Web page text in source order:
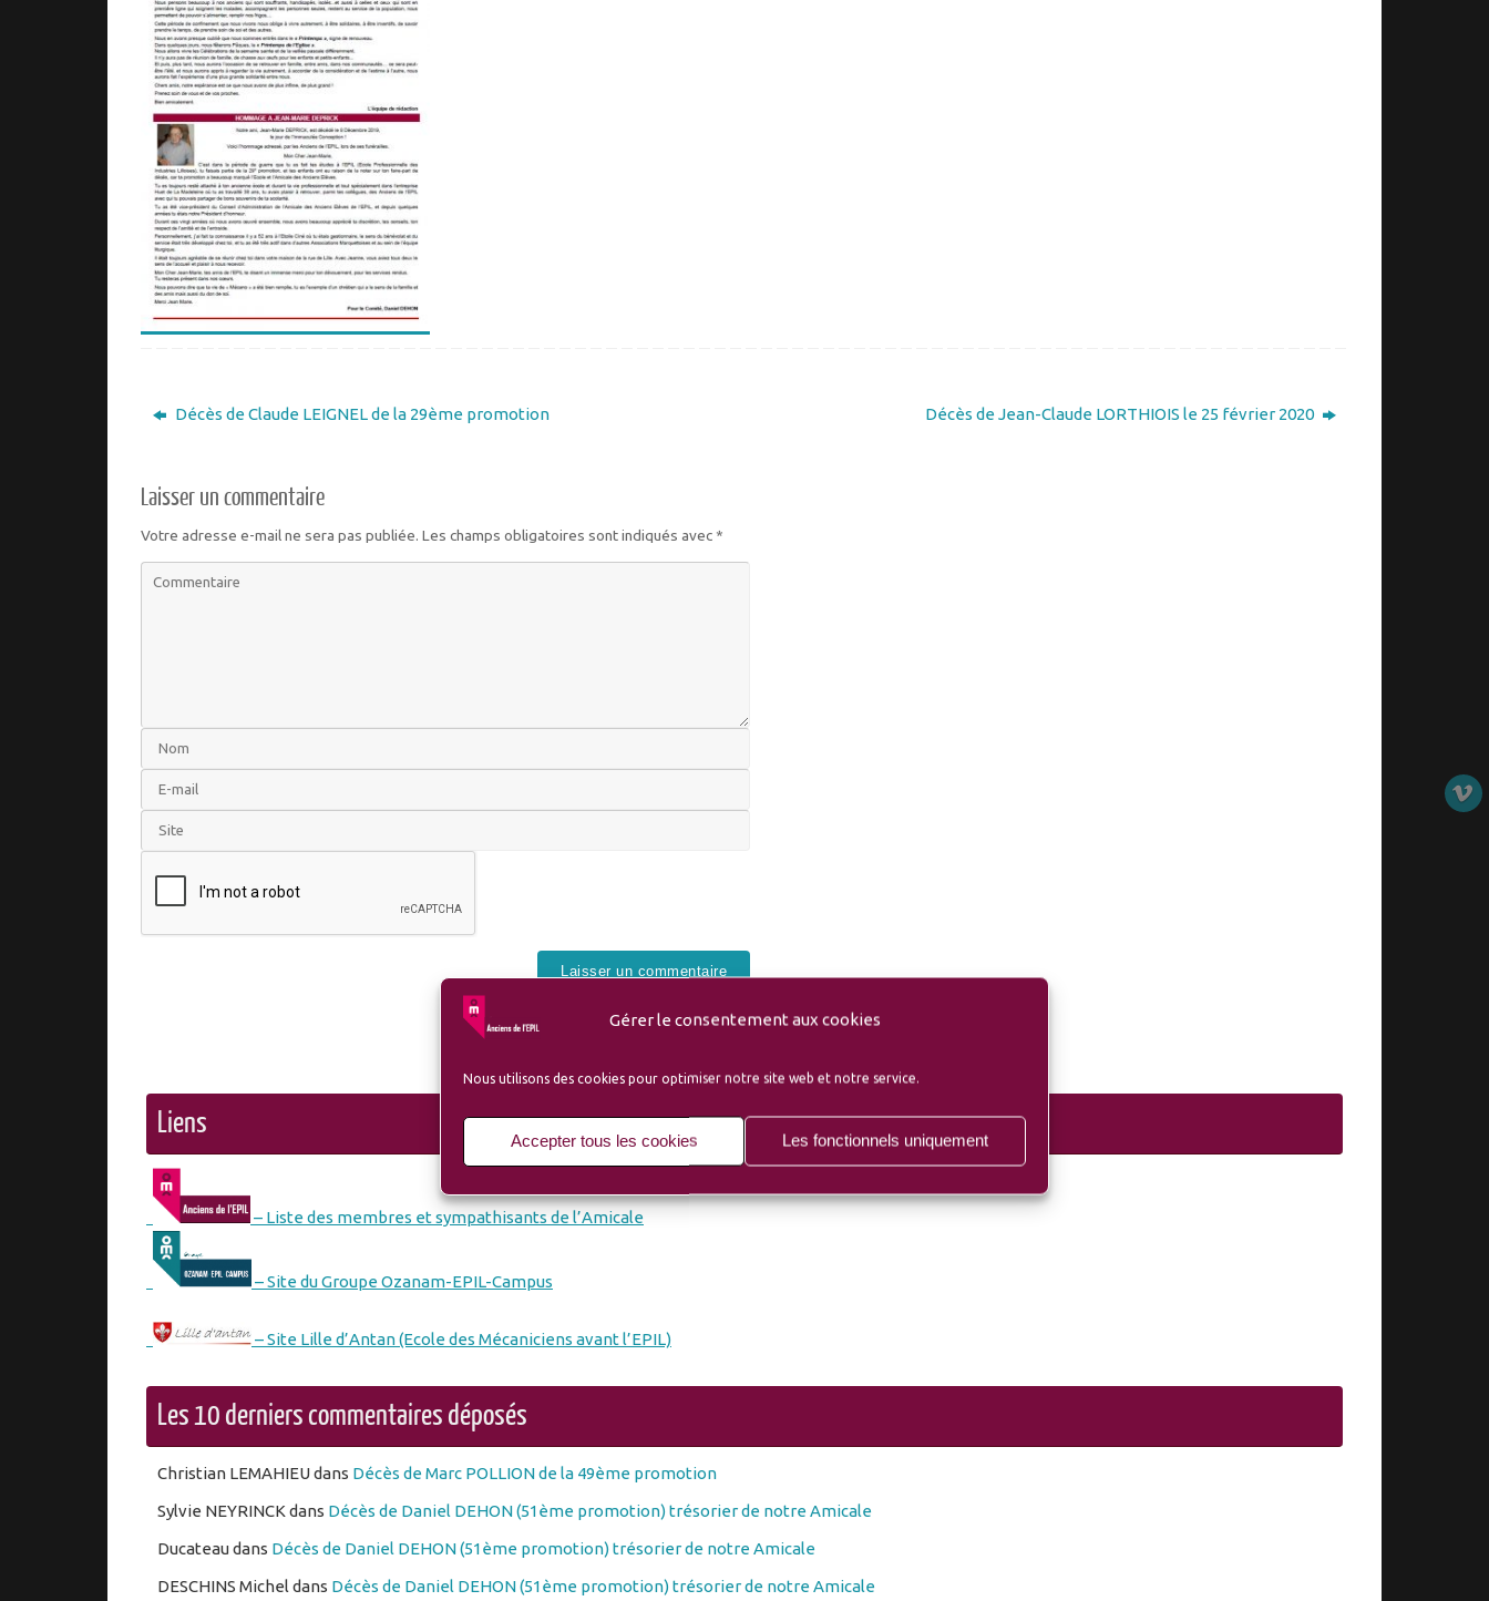
Gérer le consentement aux cookies
Nous utilisons des cookies pour optimiser notre site web et notre service.
Accepter tous les cookies Les fonctionnels uniquement
Décès de Claude LEIGNEL de la 29ème promotion Décès de Jean-Claude LORTHIOIS le 25 février 2020
Laisser un commentaire
Votre adresse e-mail ne sera pas publiée. Les champs obligatoires sont indiqués avec *
Liens
– Liste des membres et sympathisants de l’Amicale
– Site du Groupe Ozanam-EPIL-Campus
– Site Lille d’Antan (Ecole des Mécaniciens avant l’EPIL)
Les 10 derniers commentaires déposés
Christian LEMAHIEUdans Décès de Marc POLLION de la 49ème promotion
Sylvie NEYRINCK dans Décès de Daniel DEHON (51ème promotion) trésorier de notre Amicale
Ducateaudans Décès de Daniel DEHON (51ème promotion) trésorier de notre Amicale
DESCHINS Michel dans Décès de Daniel DEHON (51ème promotion) trésorier de notre Amicale